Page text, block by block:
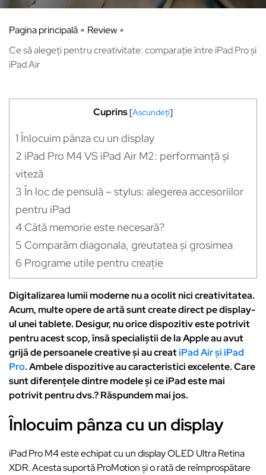
Pagina principală
Review
Ce să alegeți pentru creativitate: comparație între iPad Pro și
iPad Air
Cuprins[Ascundeți]
1 Înlocuim pânza cu un display
2 iPad Pro M4 VS iPad Air M2: performanță și
viteză
3 În loc de pensulă – stylus: alegerea accesoriilor
pentru iPad
4Câtă memorie este necesară?
5 Comparăm diagonala, greutatea și grosimea
6 Programe utile pentru creație
Digitalizarea lumii moderne nu a ocolit nici creativitatea.
Acum, multe opere de artă sunt create direct pe display-
ul unei tablete. Desigur, nu orice dispozitiv este potrivit
pentru acest scop, însă specialiștii de la Apple au avut
grijă de persoanele creative și au creatiPad Air și iPad
Pro. Ambele dispozitive au caracteristici excelente. Care
sunt diferențele dintre modele și ce iPad este mai
potrivit pentru dvs.? Răspundem mai jos.
Înlocuim pânza cu un display
iPad Pro M4 este echipat cu un display OLED Ultra Retina
XDR. Acesta suportă ProMotion și o rată de reîmprospătare